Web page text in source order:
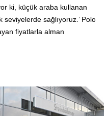
ki, küçük araba kullanan
sağlıyoruz.’ Polo
fiyatlarla alman